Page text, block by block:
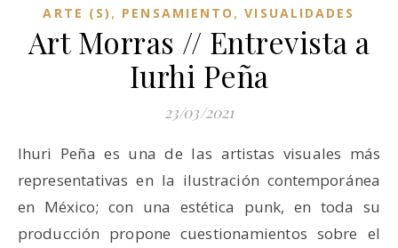
ARTE (S) , PENSAMIENTO ,VISUALIDADES
Art Morras // Entrevista a
Iurhi Peña
23/03/2021
Ihuri Peña es una de las artistas visuales más
representativas en la ilustración contemporánea
en México; con una estética punk, en toda su
producción propone cuestionamientos sobre el